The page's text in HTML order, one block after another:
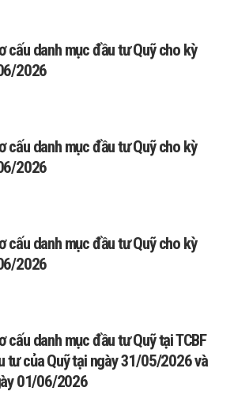
cấu danh mục đầu tư Quỹ cho kỳ
2026
cấu danh mục đầu tư Quỹ cho kỳ
2026
cấu danh mục đầu tư Quỹ cho kỳ
2026
cấu danh mục đầu tư Quỹ tại TCBF
tư của Quỹ tại ngày 31/05/2026 và
01/06/2026